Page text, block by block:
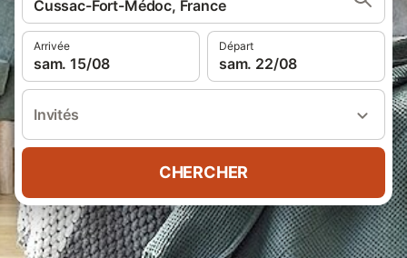
Cussac-Fort-Médoc, France
Arrivée
sam. 15/08
Départ
sam. 22/08
Invités
CHERCHER